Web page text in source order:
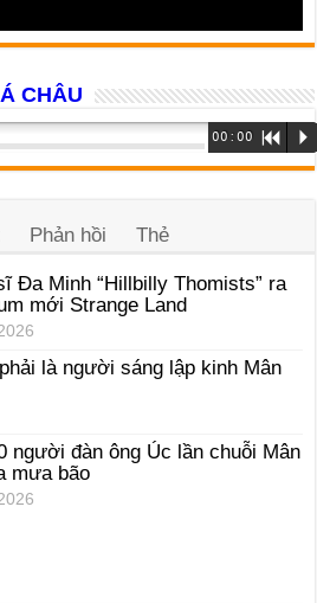
CHÂU
00:00 R P
Phản hồi Thẻ
Đa Minh “Hillbilly Thomists” ra
mới Strange Land
là người sáng lập kinh Mân
người đàn ông Úc lần chuỗi Mân
mưa bão